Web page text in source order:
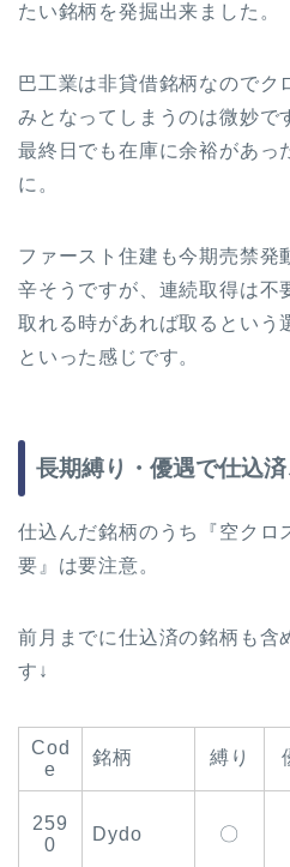
たい銘柄を発掘出来ました。
巴工業は非貸借銘柄なのでク
みとなってしまうのは微妙で
最終日でも在庫に余裕があっ
に。
ファースト住建も今期売禁発
辛そうですが、連続取得は不
取れる時があれば取るという
といった感じです。
長期縛り・優遇で仕込
仕込んだ銘柄のうち『空クロ
要』は要注意。
前月までに仕込済の銘柄も含
す↓
Cod
e
銘柄 縛り
259
0
Dydo 〇